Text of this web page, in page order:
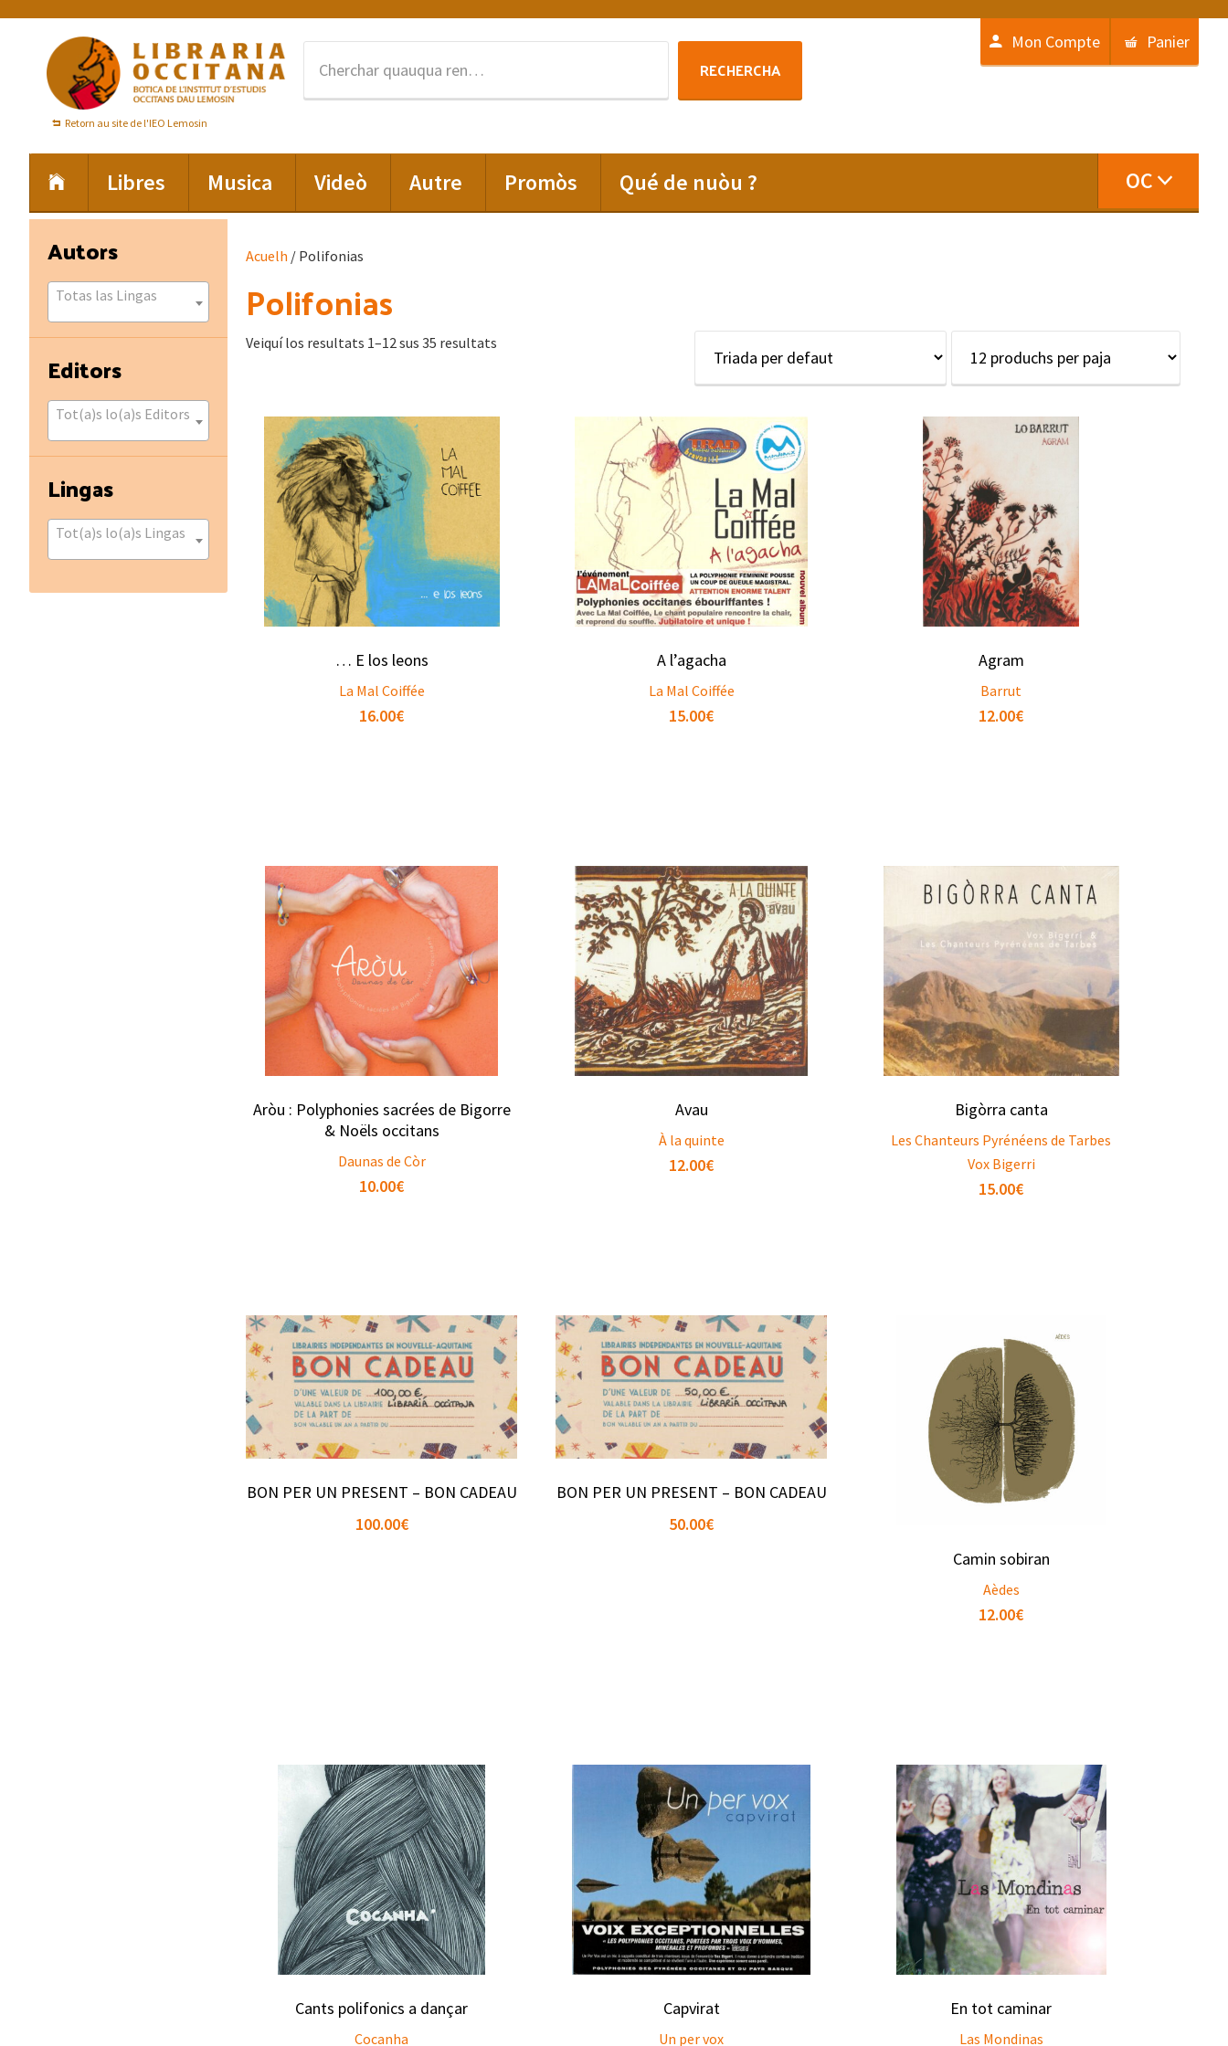
primary
navigation
content
Retorn au site de l'IEO Lemosin
:
RECHERCHA
Mon Compte Panier
Libres Musica Videò Autre Promòs Qué de nuòu ? OC
Acuelh / Polifonias
Polifonias
Veiquí los resultats 1–12 sus 35 resultats
… E los leons
La Mal Coiffée
16.00€
A l’agacha
La Mal Coiffée
15.00€
Agram
Barrut
12.00€
Aròu : Polyphonies sacrées de Bigorre
& Noëls occitans
Daunas de Còr
10.00€
Avau
À la quinte
12.00€
Bigòrra canta
Les Chanteurs Pyrénéens de Tarbes
Vox Bigerri
15.00€
BON PER UN PRESENT – BON CADEAU
100.00€
BON PER UN PRESENT – BON CADEAU
50.00€
Camin sobiran
Aèdes
12.00€
Cants polifonics a dançar
Cocanha
Capvirat
Un per vox
En tot caminar
Las Mondinas
Primary
Sidebar
Autors
Totas las Lingas
Editors
Tot(a)s lo(a)s Editors
Lingas
Tot(a)s lo(a)s Lingas